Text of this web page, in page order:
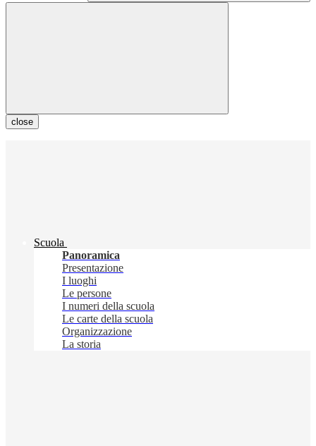
close
Scuola
Panoramica
Presentazione
I luoghi
Le persone
I numeri della scuola
Le carte della scuola
Organizzazione
La storia